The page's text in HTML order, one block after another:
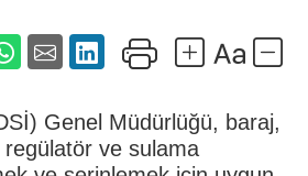
Genel Müdürlüğü, baraj,
regülatör ve sulama